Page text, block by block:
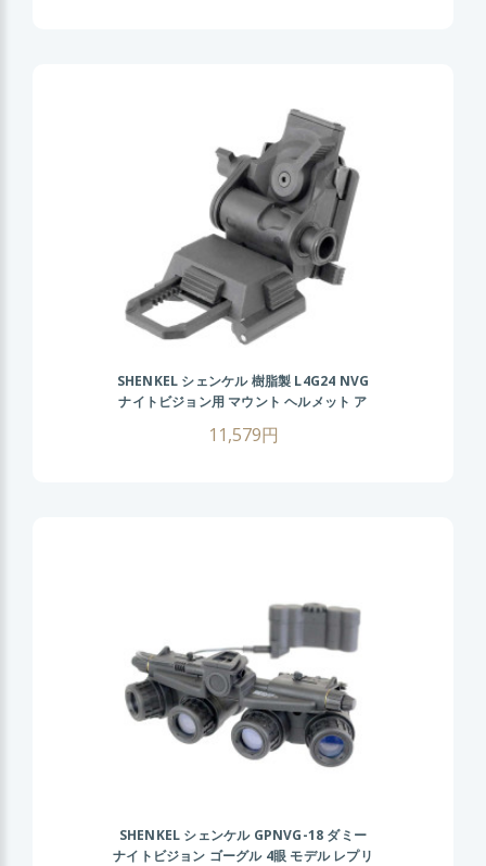
SHENKEL シェンケル 樹脂製 L4G24 NVG
ナイトビジョン用 マウント ヘルメット ア
11,579円
SHENKEL シェンケル GPNVG-18 ダミー
ナイトビジョン ゴーグル 4眼 モデル レプリ